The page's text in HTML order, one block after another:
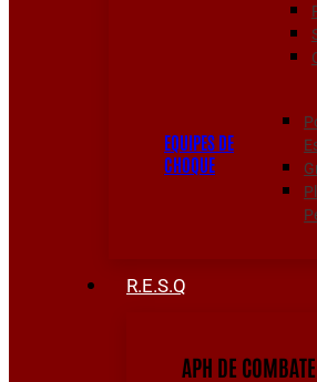
EQUIPES DE
CHOQUE
R.E.S.Q
APH DE COMBATE